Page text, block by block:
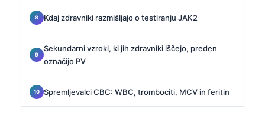
Kdaj zdravniki razmišljajo o testiranju JAK2
Sekundarni vzroki, ki jih zdravniki iščejo, preden
označijo PV
Spremljevalci CBC: WBC, trombociti, MCV in feritin